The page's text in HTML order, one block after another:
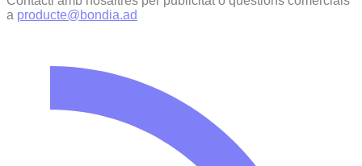
a producte@bondia.ad